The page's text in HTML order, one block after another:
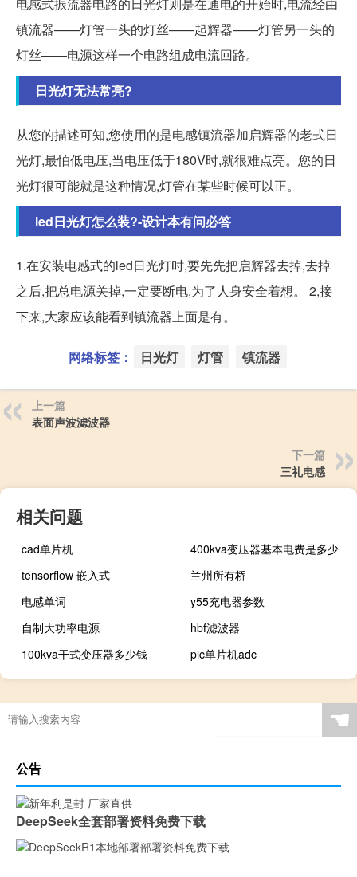
电感式振流器电路的日光灯则是在通电的开始时,电流经由
镇流器——灯管一头的灯丝——起辉器——灯管另一头的
灯丝——电源这样一个电路组成电流回路。
日光灯无法常亮?
从您的描述可知,您使用的是电感镇流器加启辉器的老式日
光灯,最怕低电压,当电压低于180V时,就很难点亮。您的日
光灯很可能就是这种情况,灯管在某些时候可以正。
led日光灯怎么装?-设计本有问必答
1.在安装电感式的led日光灯时,要先先把启辉器去掉,去掉
之后,把总电源关掉,一定要断电,为了人身安全着想。 2,接
下来,大家应该能看到镇流器上面是有。
网络标签： 日光灯 灯管 镇流器
上一篇
表面声波滤波器
下一篇
三礼电感
相关问题
cad单片机
400kva变压器基本电费是多少
tensorflow 嵌入式
兰州所有桥
电感单词
y55充电器参数
自制大功率电源
hbf滤波器
100kva干式变压器多少钱
pic单片机adc
☚
公告
DeepSeek全套部署资料免费下载